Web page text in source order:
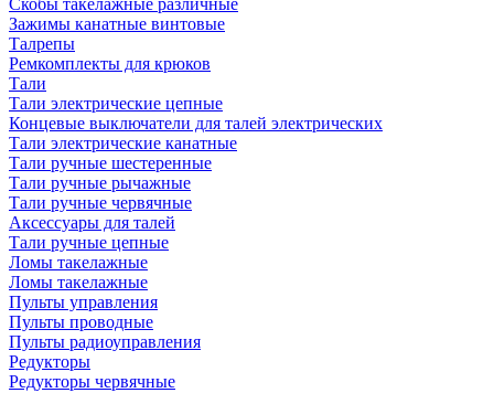
Скобы такелажные различные
Зажимы канатные винтовые
Талрепы
Ремкомплекты для крюков
Тали
Тали электрические цепные
Концевые выключатели для талей электрических
Тали электрические канатные
Тали ручные шестеренные
Тали ручные рычажные
Тали ручные червячные
Аксессуары для талей
Тали ручные цепные
Ломы такелажные
Ломы такелажные
Пульты управления
Пульты проводные
Пульты радиоуправления
Редукторы
Редукторы червячные